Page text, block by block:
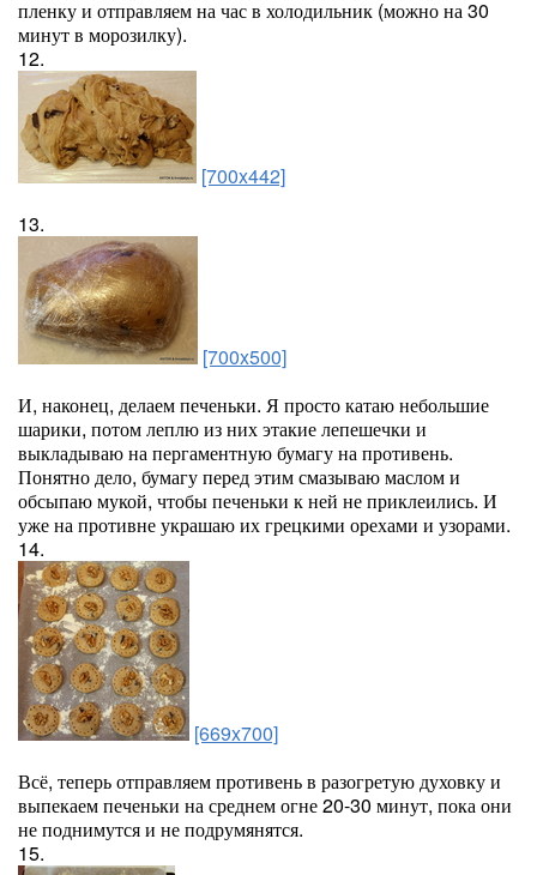
пленку и отправляем на час в холодильник (можно на 30
минут в морозилку).
12.
[700x442]
13.
[700x500]
И, наконец, делаем печеньки. Я просто катаю небольшие
шарики, потом леплю из них этакие лепешечки и
выкладываю на пергаментную бумагу на противень.
Понятно дело, бумагу перед этим смазываю маслом и
обсыпаю мукой, чтобы печеньки к ней не приклеились. И
уже на противне украшаю их грецкими орехами и узорами.
14.
[669x700]
Всё, теперь отправляем противень в разогретую духовку и
выпекаем печеньки на среднем огне 20-30 минут, пока они
не поднимутся и не подрумянятся.
15.